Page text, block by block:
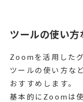
ツールの使い
Zoomを活用した
ツールの使い方な
おすすめします。
基本的にZoomは